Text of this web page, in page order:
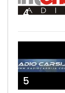
4
5